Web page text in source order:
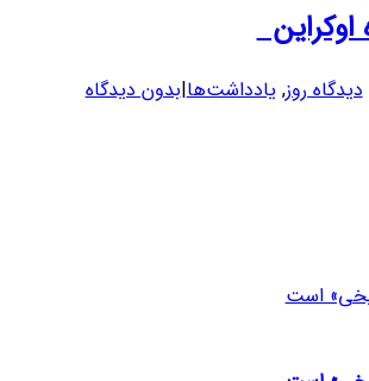
اوکراین
دیدگاه روز, یادداشت‌ها|بدون دیدگاه
است